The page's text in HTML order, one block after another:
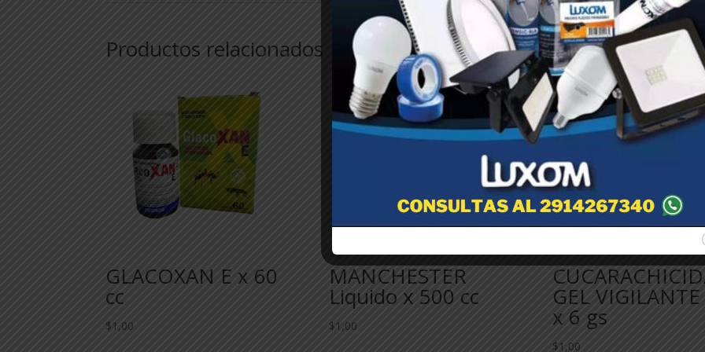
Productos relacionados
GLACOXAN E x 60
cc
$1,00
MANCHESTER
Liquido x 500 cc
$1,00
GEL VIGILANTE
x 6 gs
$1,00